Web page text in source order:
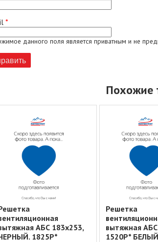
*
данного поля является приватным и не
Похожие
АБС 183х253,
1825Р*
Решетка
вытяжная
1520Р* БЕЛЫЙ